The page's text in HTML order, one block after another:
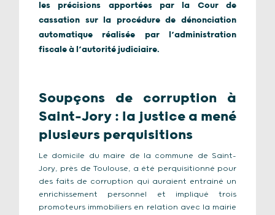
les précisions apportées par la Cour de
cassation sur la procédure de dénonciation
automatique réalisée par l’administration
fiscale à l’autorité judiciaire.
Soupçons de corruption à
Saint-Jory : la justice a mené
plusieurs perquisitions
Le domicile du maire de la commune de Saint-
Jory, près de Toulouse, a été perquisitionné pour
des faits de corruption qui auraient entrainé un
enrichissement personnel et impliqué trois
promoteurs immobiliers en relation avec la mairie